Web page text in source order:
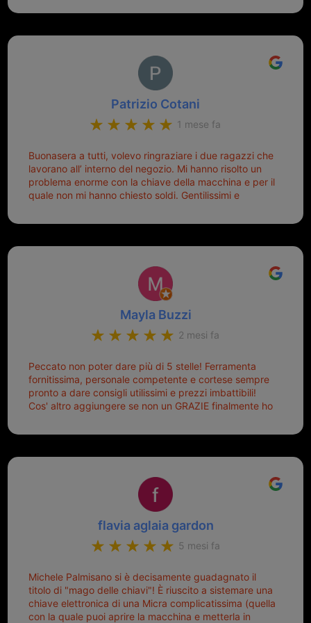
Patrizio Cotani
1 mese fa
Buonasera a tutti, volevo ringraziare i due ragazzi che
lavorano all’ interno del negozio. Mi hanno risolto un
problema enorme con la chiave della macchina e per il
quale non mi hanno chiesto soldi. Gentilissimi e
Sicuramente tornerò qui per qualsiasi altro problema.
Mayla Buzzi
2 mesi fa
Peccato non poter dare più di 5 stelle! Ferramenta
fornitissima, personale competente e cortese sempre
pronto a dare consigli utilissimi e prezzi imbattibili!
Cos' altro aggiungere se non un GRAZIE finalmente ho
mio riferimento. Ah dimenticavo...da loro sono riuscita
Top top top!!!
flavia aglaia gardon
5 mesi fa
Michele Palmisano si è decisamente guadagnato il
titolo di "mago delle chiavi"! È riuscito a sistemare una
chiave elettronica di una Micra complicatissima (quella
con la quale puoi aprire la macchina e metterla in